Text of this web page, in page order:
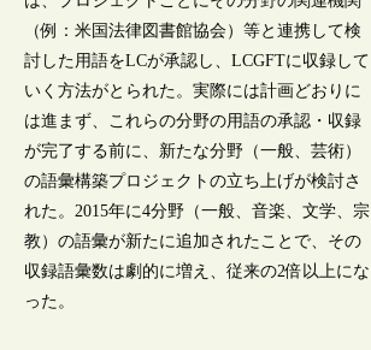
（例：米国法律図書館協会）等と連携して検
討した用語をLCが承認し、LCGFTに収録して
いく方法がとられた。実際には計画どおりに
は進まず、これらの分野の用語の承認・収録
が完了する前に、新たな分野（一般、芸術）
の語彙構築プロジェクトの立ち上げが検討さ
れた。2015年に4分野（一般、音楽、文学、宗
教）の語彙が新たに追加されたことで、その
収録語彙数は劇的に増え、従来の2倍以上にな
った。